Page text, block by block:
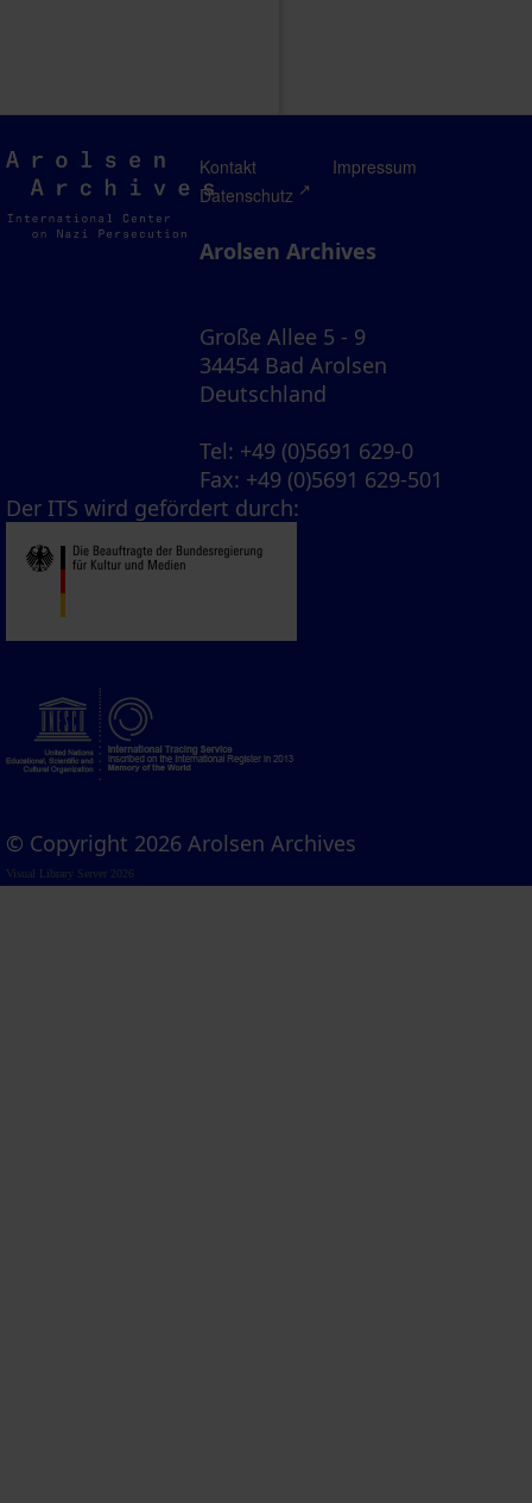
Arolsen
Archives
Kontakt
Impressum
Datenschutz
Arolsen Archives
Große Allee 5 - 9
34454 Bad Arolsen
Deutschland
Tel: +49 (0)5691 629-0
Fax: +49 (0)5691 629-501
Der ITS wird gefördert durch:
© Copyright 2026 Arolsen Archives
Visual Library Server 2026